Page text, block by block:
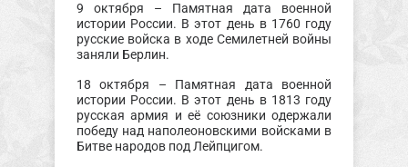
9 октября – Памятная дата военной
истории России. В этот день в 1760 году
русские войска в ходе Семилетней войны
заняли Берлин.
18 октября – Памятная дата военной
истории России. В этот день в 1813 году
русская армия и её союзники одержали
победу над наполеоновскими войсками в
Битве народов под Лейпцигом.